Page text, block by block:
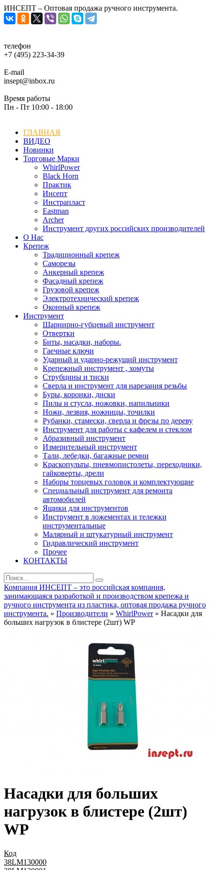
ИНСЕПТ – Оптовая продажа ручного инструмента.
телефон
+7 (495) 223-34-39
E-mail
insept@inbox.ru
Время работы
Пн - Пт 10:00 - 18:00
ГЛАВНАЯ
ВИДЕО
Новинки
Торговые Марки
WhirlPower
Black Horn
Практик
Инсепт
Инстрапласт
Eastman
Archer
Инструмент других российских производителей
О Нас
Крепеж
Традиционный крепеж
Саморезы
Анкерный крепеж
Фасадный крепеж
Грузовой крепеж
Электротехнический крепеж
Оконный крепеж
Инструмент
Шарнирно-губцевый инструмент
Отвертки
Биты, насадки, наборы.
Гаечные ключи
Ударный и ударно-режущий инструмент
Крепежный инструмент , хомуты
Струбцины и тиски
Сверла и инструмент для нарезания резьбы
Буры, коронки, диски
Пилы и стусла, ножовки, напильники
Ножи, лезвия, ножницы, точилки
Рубанки, стамески, сверла и фрезы по дереву
Инструмент для работы с кафелем и стеклом
Абразивный инструмент
Измерительный инструмент
Тали, лебедки, багажные ремни
Краскопульты, пневмопистолеты, переходники,
гайковерты, дрели
Наборы торцевых головок и комплектующие
Специальный инструмент для ремонта
автомобилей
Ящики для инструментов
Инструмент в ложементах и тележки
инструментальные
Малярный и штукатурный инструмент
Гидравлический инструмент
Прочее
КОНТАКТЫ
Компания ИНСЕПТ – это российская компания,
занимающаяся разработкой и производством крепежа и
ручного инструмента из пластика, оптовая продажа ручного
инструмента. » Производители » WhirlPower» Насадки для
больших нагрузок в блистере (2шт) WP
Насадки для больших
нагрузок в блистере (2шт)
WP
Код
38LM130000